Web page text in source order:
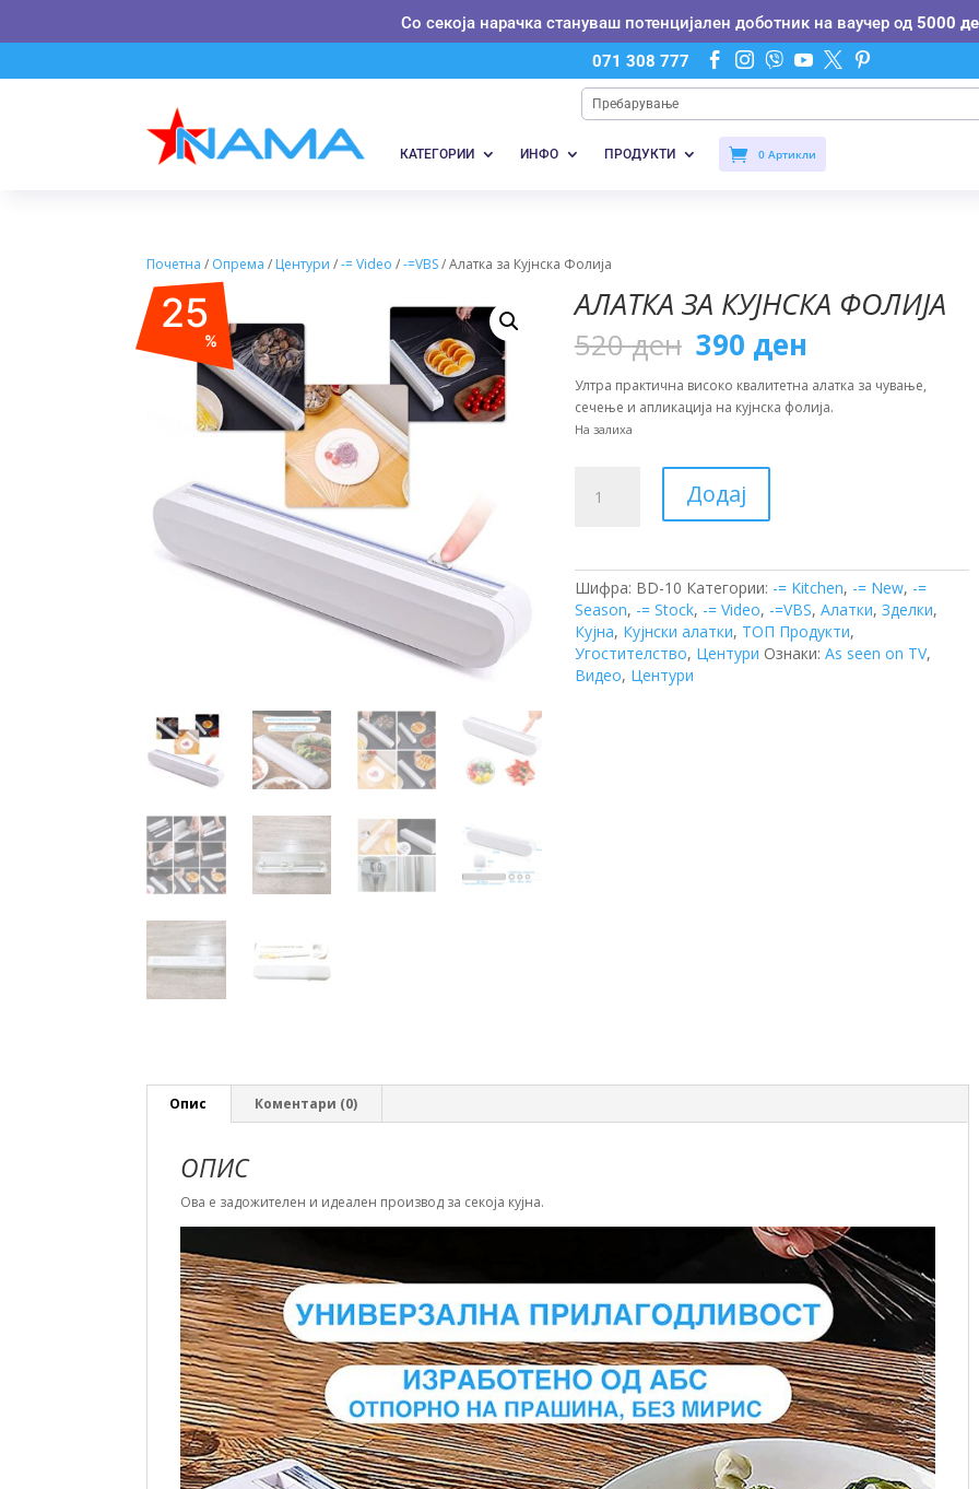
Со секоја нарачка стануваш потенцијален доботник на ваучер од 5000
071 308 777      
КАТЕГОРИИ ИНФО ПРОДУКТИ 0 Артикли
Почетна / Опрема / Центури /-= Video /-=VBS/ Алатка за Кујнска Фолија
25
%
АЛАТКА ЗА КУЈНСКА ФОЛИЈА
520ден Original
price
was:
520 ден.
390 ден
is:
390 ден.
Ултра практична високо квалитетна алатка за чување,
сечење и апликација на кујнска фолија.
На залиха
Додај
Шифра: BD-10 Категории: -= Kitchen, -= New, -=
Season, -= Stock, -= Video, -=VBS, Алатки, Зделки,
Кујна, Кујнски алатки, ТОП Продукти,
Угостителство, Центури Ознаки: As seen on TV,
Видео, Центури
Опис Коментари (0)
ОПИС
Ова е задожителен и идеален производ за секоја кујна.